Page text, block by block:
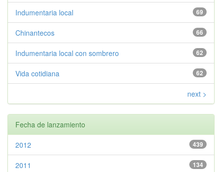
69
Indumentaria local
66
Chinantecos
62
Indumentaria local con sombrero
62
Vida cotidiana
next >
Fecha de lanzamiento
439
2012
134
2011